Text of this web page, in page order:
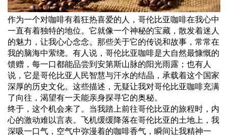
作为一个对咖啡有着狂热喜爱的人，哥伦比亚咖啡在我心中
一直有着独特的地位。它就像一个神秘的宝藏，散发着迷人
的魅力，让我心心念念。那些关于它的传说和故事，常常在
我的脑海中萦绕。有人说，哥伦比亚咖啡是大自然最慷慨的
馈赠，每一口都能品尝到安第斯山脉的阳光雨露；也有人
说，它是哥伦比亚人民智慧与汗水的结晶，承载着这个国家
深厚的历史文化。这些描述，无疑让我对哥伦比亚咖啡充满
了向往，渴望有一天能亲身探寻它的奥秘。
终于，这个机会来了。当我踏上前往哥伦比亚的旅程时，内
心的激动难以言表。飞机缓缓降落在哥伦比亚的土地上，我
深吸一口气，空气中弥漫着的咖啡香气，瞬间让我精神一